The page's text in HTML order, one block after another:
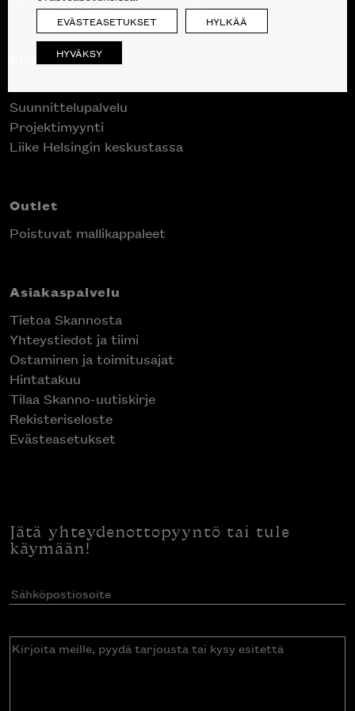
09 612 9440|sales@skanno.fi
Skanno
Suunnittelupalvelu
Projektimyynti
Liike Helsingin keskustassa
Outlet
Poistuvat mallikappaleet
Asiakaspalvelu
Tietoa Skannosta
Yhteystiedot ja tiimi
Ostaminen ja toimitusajat
Hintatakuu
Tilaa Skanno-uutiskirje
Rekisteriseloste
Evästeasetukset
Jätä yhteydenottopyyntö tai tule
käymään!
Sähköpostiosoite(Pakollinen)
Kirjoita
EVÄSTEASETUKSET HYLKÄÄ
HYVÄKSY